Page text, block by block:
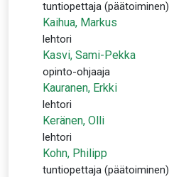
tuntiopettaja (päätoiminen)
Kaihua, Markus
lehtori
Kasvi, Sami-Pekka
opinto-ohjaaja
Kauranen, Erkki
lehtori
Keränen, Olli
lehtori
Kohn, Philipp
tuntiopettaja (päätoiminen)